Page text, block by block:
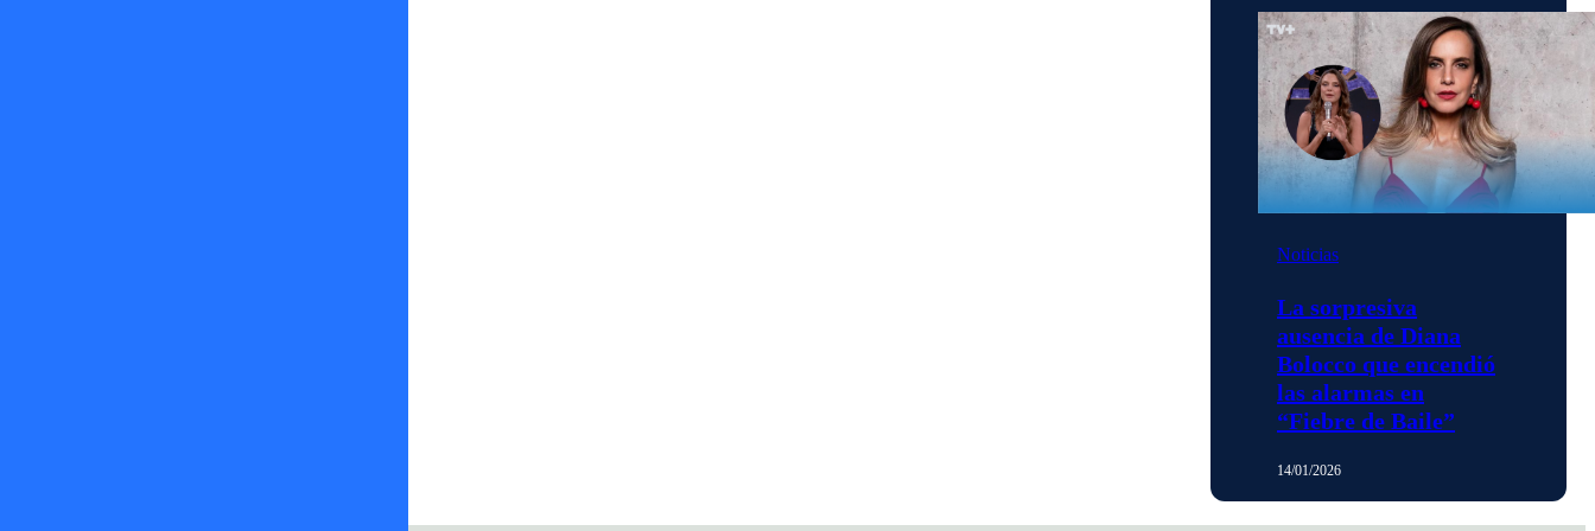
Noticias
La sorpresiva
ausencia de Diana
Bolocco que encendió
las alarmas en
“Fiebre de Baile”
14/01/2026